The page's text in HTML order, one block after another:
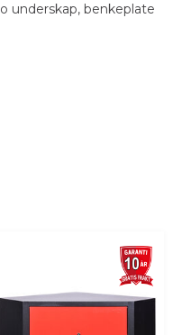
underskap, benkeplate